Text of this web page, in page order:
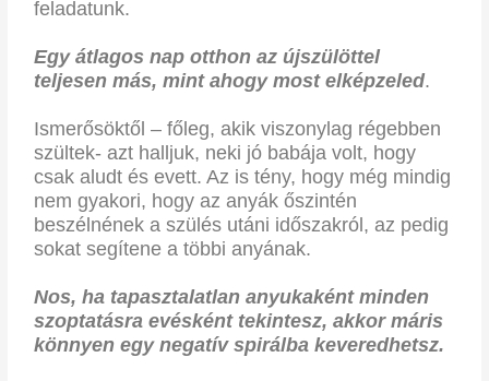
feladatunk.
Egy átlagos nap otthon az újszülöttel
teljesen más, mint ahogy most elképzeled.
Ismerősöktől – főleg, akik viszonylag régebben
szültek- azt halljuk, neki jó babája volt, hogy
csak aludt és evett. Az is tény, hogy még mindig
nem gyakori, hogy az anyák őszintén
beszélnének a szülés utáni időszakról, az pedig
sokat segítene a többi anyának.
Nos, ha tapasztalatlan anyukaként minden
szoptatásra evésként tekintesz, akkor máris
könnyen egy negatív spirálba keveredhetsz.